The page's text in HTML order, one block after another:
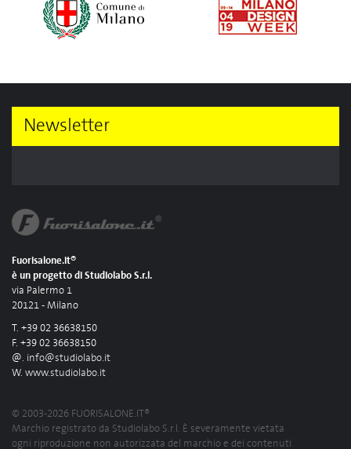
Newsletter
Fuorisalone.it®
è un progetto di Studiolabo S.r.l.
via Palermo 1
20121 - Milano
T. +39 02 36638150
F. +39 02 36638150
@. info@studiolabo.it
W. www.studiolabo.it
© 2003-2026 FUORISALONE.IT®
Marchio registrato da Studiolabo S.r.l. È severamente vietata
ogni riproduzione non autorizzata del marchio e dei contenuti